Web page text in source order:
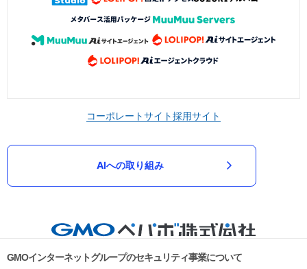
コーポレートサイト採用サイト
AIへの取り組み
GMOインターネットグループのセキュリティ事業について